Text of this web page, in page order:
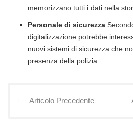
memorizzano tutti i dati nella
Personale di sicurezza
digitalizzazione potrebbe
nuovi sistemi di sicurezza che
presenza della polizia.
Articolo Precedente